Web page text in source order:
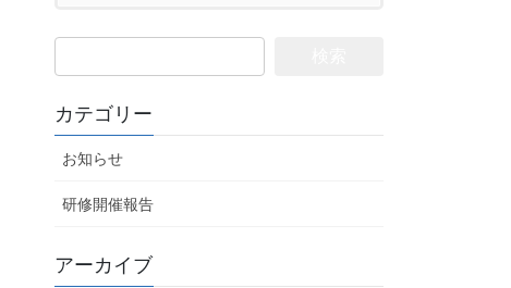
索:
カテゴリー
お知らせ
研修開催報告
アーカイブ